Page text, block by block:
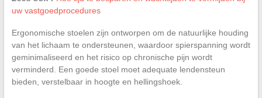
uw vastgoedprocedures
Ergonomische stoelen zijn ontworpen om de natuurlijke houding
van het lichaam te ondersteunen, waardoor spierspanning wordt
geminimaliseerd en het risico op chronische pijn wordt
verminderd. Een goede stoel moet adequate lendensteun
bieden, verstelbaar in hoogte en hellingshoek.